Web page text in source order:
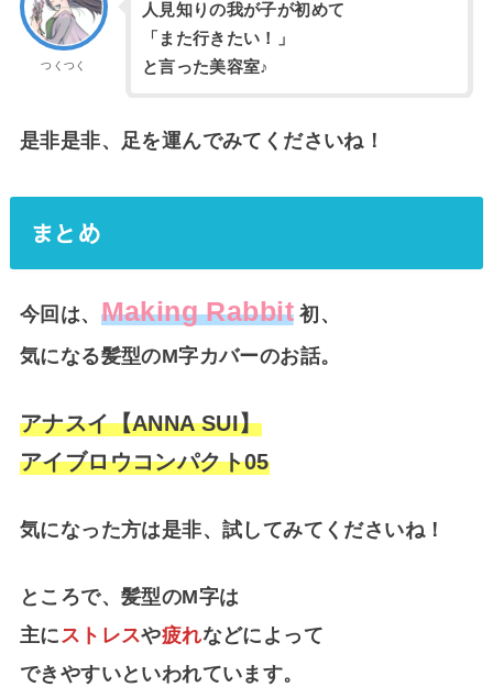
つくつく
人見知りの我が子が初めて
「また行きたい！」
と言った美容室♪
是非是非、足を運んでみてくださいね！
まとめ
今回は、 Making Rabbit初、
気になる髪型のM字カバーのお話。
アナスイ【ANNA SUI】
アイブロウコンパクト05
気になった方は是非、試してみてくださいね！
ところで、髪型のM字は
主にストレスや疲れなどによって
できやすいといわれています。